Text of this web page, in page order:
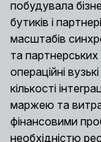
побудувала
бутиків і
масштабів
та
операційні
кількості
маржею та
фінансовими
необхідністю